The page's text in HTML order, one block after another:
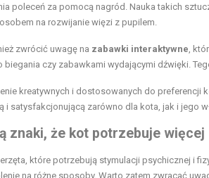
poleceń za pomocą nagród. Nauka takich
na rozwijanie więzi z pupilem.
zwrócić uwagę na zabawki interaktywne,
biegania czy zabawkami wydającymi dźwięki.
kreatywnych i dostosowanych do preferencji
i satysfakcjonującą zarówno dla kota, jak i jego
znaki, że kot potrzebuje więcej
które potrzebują stymulacji psychicznej i
na różne sposoby. Warto zatem zwracać